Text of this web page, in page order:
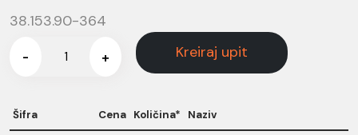
38.153.90-364
- + Kreiraj upit
Šifra Cena Količina* Naziv